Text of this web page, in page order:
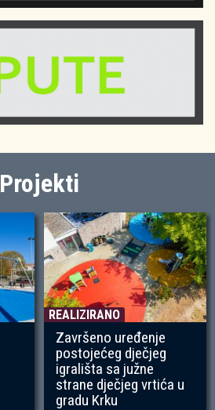
Projekti
REALIZIRANO
Završeno uređenje
postojećeg dječjeg
igrališta sa južne
strane dječjeg vrtića u
gradu Krku